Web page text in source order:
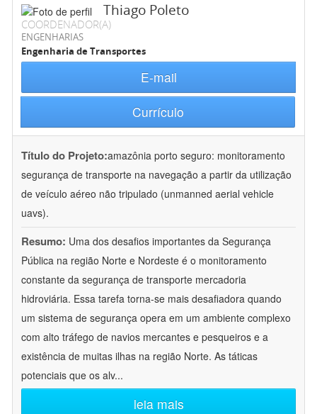
Thiago Poleto
COORDENADOR(A)
ENGENHARIAS
Engenharia de Transportes
E-mail
Currículo
Título do Projeto:amazônia porto seguro: monitoramento
segurança de transporte na navegação a partir da utilização
de veículo aéreo não tripulado (unmanned aerial vehicle
uavs).
Resumo: Uma dos desafios importantes da Segurança
Pública na região Norte e Nordeste é o monitoramento
constante da segurança de transporte mercadoria
hidroviária. Essa tarefa torna-se mais desafiadora quando
um sistema de segurança opera em um ambiente complexo
com alto tráfego de navios mercantes e pesqueiros e a
existência de muitas ilhas na região Norte. As táticas
potenciais que os alv...
leia mais